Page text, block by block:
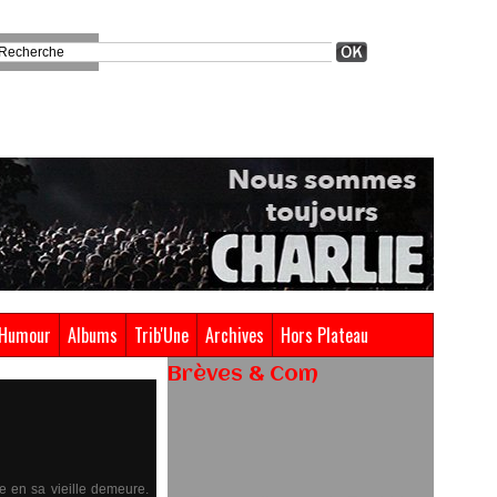
Humour Albums Trib'Une Archives Hors Plateau
en sa vieille demeure.
Brèves & Com